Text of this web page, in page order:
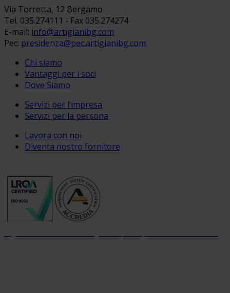
Via Torretta, 12 Bergamo
Tel. 035.274111 - Fax 035.274274
E-mail: info@artigianibg.com
Pec: presidenza@pec.artigianibg.com
Chi siamo
Vantaggi per i soci
Dove Siamo
Servizi per l’impresa
Servizi per la persona
Lavora con noi
Diventa nostro fornitore